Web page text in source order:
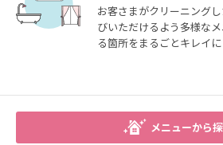
お客さまがクリーニング
びいただけるよう多様な
る箇所をまるごとキレイに
メニューから